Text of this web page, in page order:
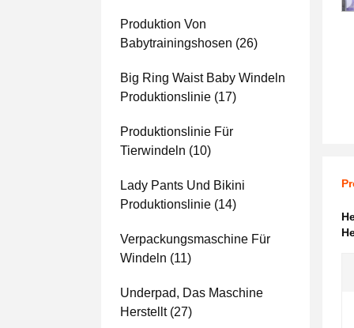
Produktion Von
Babytrainingshosen (26)
Big Ring Waist Baby Windeln
Produktionslinie (17)
Produktionslinie Für
Tierwindeln (10)
Lady Pants Und Bikini
Produktionslinie (14)
Verpackungsmaschine Für
Windeln (11)
Underpad, Das Maschine
Herstellt(27)